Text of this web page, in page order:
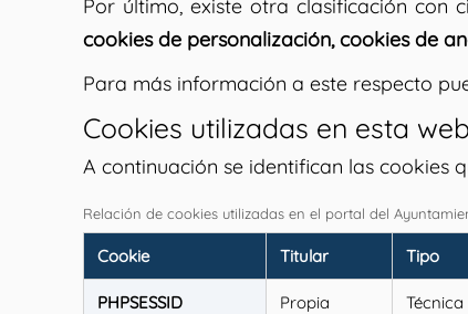
Por último, existe otra clasificación con
cookies de personalización, cookies de
Para más información a este respecto
Cookies utilizadas en esta web
A continuación se identifican las cookies
Relación de cookies utilizadas en el portal del
Cookie Titular Tipo
PHPSESSID Propia Técnica